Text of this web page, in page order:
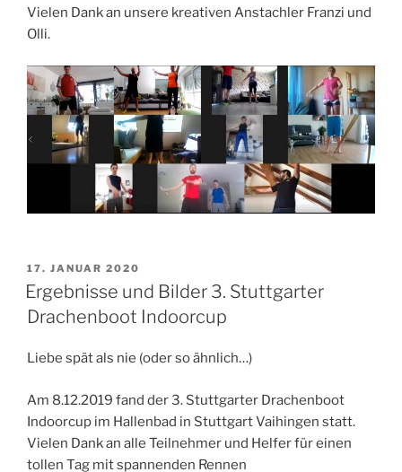
Vielen Dank an unsere kreativen Anstachler Franzi und
Olli.
VERÖFFENTLICHT
AM
17. JANUAR 2020
Ergebnisse und Bilder 3. Stuttgarter
Drachenboot Indoorcup
Liebe spät als nie (oder so ähnlich…)
Am 8.12.2019 fand der 3. Stuttgarter Drachenboot
Indoorcup im Hallenbad in Stuttgart Vaihingen statt.
Vielen Dank an alle Teilnehmer und Helfer für einen
tollen Tag mit spannenden Rennen